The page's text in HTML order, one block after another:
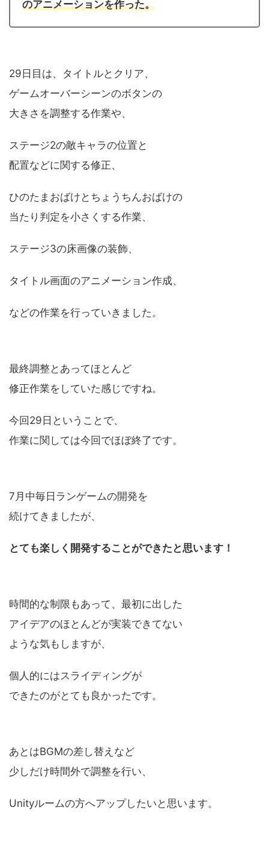
のアニメーションを作った。
29日目は、タイトルとクリア、
ゲームオーバーシーンのボタンの
大きさを調整する作業や、
ステージ2の敵キャラの位置と
配置などに関する修正、
ひのたまおばけとちょうちんおばけの
当たり判定を小さくする作業、
ステージ3の床画像の装飾、
タイトル画面のアニメーション作成、
などの作業を行っていきました。
最終調整とあってほとんど
修正作業をしていた感じですね。
今回29日ということで、
作業に関しては今回でほぼ終了です。
7月中毎日ランゲームの開発を
続けてきましたが、
とても楽しく開発することができたと思います！
時間的な制限もあって、最初に出した
アイデアのほとんどが実装できてない
ような気もしますが、
個人的にはスライディングが
できたのがとても良かったです。
あとはBGMの差し替えなど
少しだけ時間外で調整を行い、
Unityルームの方へアップしたいと思います。